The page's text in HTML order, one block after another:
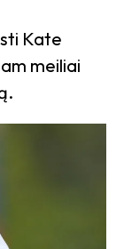
Kate
meiliai